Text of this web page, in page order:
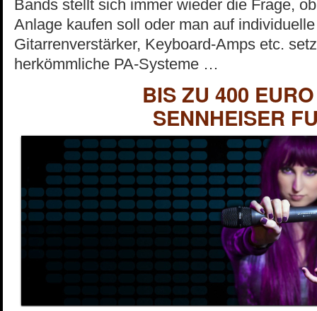
Bands stellt sich immer wieder die Frage,
Anlage kaufen soll oder man auf
Gitarrenverstärker, Keyboard-Amps etc.
herkömmliche PA-Systeme …
BIS ZU 400
SENNHEISER